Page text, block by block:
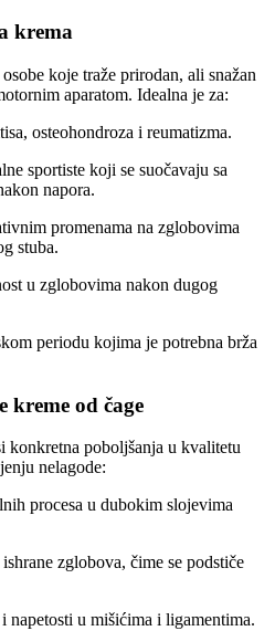
krema
koje traže prirodan, ali snažan
aparatom. Idealna je za:
osteohondroza i reumatizma.
sportiste koji se suočavaju sa
napora.
promenama na zglobovima
stuba.
u zglobovima nakon dugog
periodu kojima je potrebna brža
kreme od čage
konkretna poboljšanja u kvalitetu
nelagode:
procesa u dubokim slojevima
zglobova, čime se podstiče
napetosti u mišićima i ligamentima.